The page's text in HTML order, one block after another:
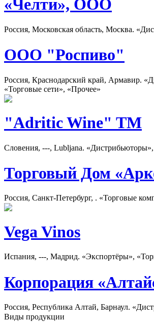
«Челти», ООО
Россия, Московская область, Москва.
ООО "Роспиво"
Россия, Краснодарский край, Армавир.
«Торговые сети», «Прочее»
"Adritic Wine" TM
Словения, ---, Lubljana.
Торговый Дом
Россия, Санкт-Петербург, . «Торговые
Vega Vinos
Испания, ---, Мадрид. «Экспортёры»,
Корпорация
Россия, Республика Алтай, Барнаул.
Виды продукции